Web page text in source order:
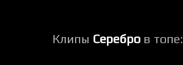
Клипы Серебро в топе: